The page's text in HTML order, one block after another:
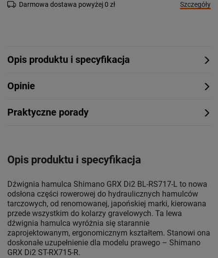
Darmowa dostawa powyżej 0 zł
Szczegóły
Opis produktu i specyfikacja
Opinie
Praktyczne porady
Opis produktu i specyfikacja
Dźwignia hamulca Shimano GRX Di2 BL-RS717-L to nowa
odsłona części rowerowej do hydraulicznych hamulców
tarczowych, od renomowanej, japońskiej marki, kierowana
przede wszystkim do kolarzy gravelowych. Ta lewa
dźwignia hamulca wyróżnia się starannie
zaprojektowanym, ergonomicznym kształtem. Stanowi ona
doskonałe uzupełnienie dla modelu prawego – Shimano
GRX Di2 ST-RX715-R.